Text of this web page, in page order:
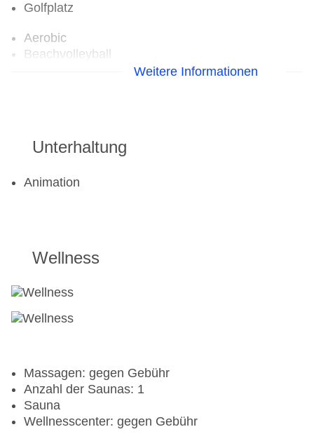
Golfplatz
Aerobic
Beachvolleyball
Weitere Informationen
Unterhaltung
Animation
Wellness
Massagen: gegen Gebühr
Anzahl der Saunas: 1
Sauna
Wellnesscenter: gegen Gebühr